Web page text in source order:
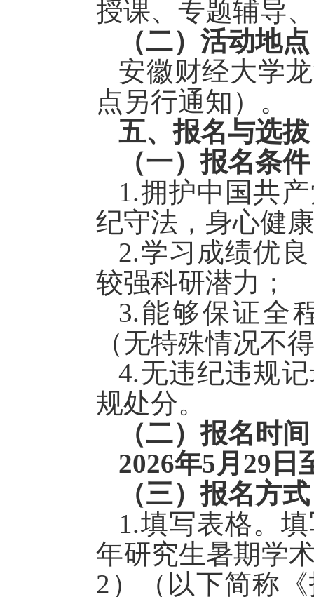
授课、专题辅导
（二）活动地点
安徽财经大学
点另行通知）。
五、报名与选拔
（一）报名条件
1.拥护中国共
纪守法，身心健
2.学习成绩优
较强科研潜力；
3.能够保证全
（无特殊情况不
4.无违纪违规
规处分。
（二）报名时间
2026年5月29日
（三）报名方式
1.填写表格。
年研究生暑期学
2 ） （ 以下简称